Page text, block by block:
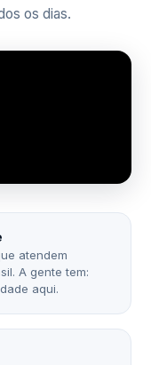
os dias.
atendem
A gente tem:
aqui.